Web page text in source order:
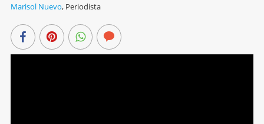
Marisol Nuevo, Periodista